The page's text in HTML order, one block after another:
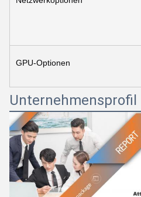
GPU-Optionen
Unternehmensprofil